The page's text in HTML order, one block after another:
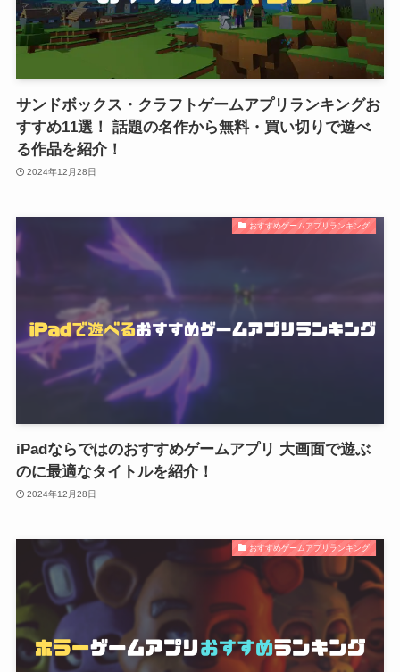
サンドボックス・クラフトゲームアプリランキングお
すすめ11選！ 話題の名作から無料・買い切りで遊べ
る作品を紹介！
2024年12月28日
おすすめゲームアプリランキング
iPadならではのおすすめゲームアプリ 大画面で遊ぶ
のに最適なタイトルを紹介！
2024年12月28日
おすすめゲームアプリランキング